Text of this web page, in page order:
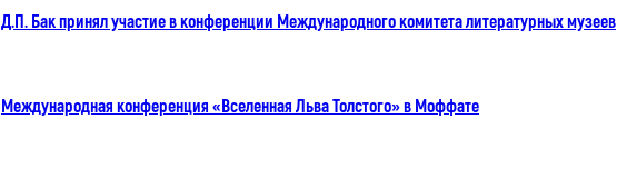
Д.П. Бак принял участие в конференции Международного комитета литературных музеев
Международная конференция «Вселенная Льва Толстого» в Моффате